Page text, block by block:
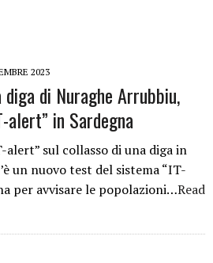
2023
di Nuraghe Arrubbiu,
alert” in Sardegna
sul collasso di una diga in
un nuovo test del sistema “IT-
per avvisare le popolazioni…Read